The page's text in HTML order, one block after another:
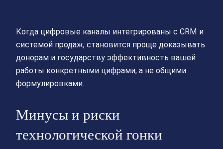
Когда цифровые каналы интегрированы с CRM и
системой продаж, становится проще доказывать
донорам и государству эффективность вашей
работы конкретными цифрами, а не общими
формулировками.
Минусы и риски
технологической гонки